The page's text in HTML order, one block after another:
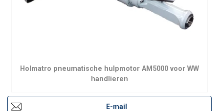
Holmatro pneumatische hulpmotor AM5000 voor WW
handlieren
E-mail